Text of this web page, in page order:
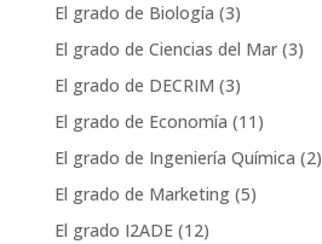
El grado de Biología (3)
El grado de Ciencias del Mar(3)
El grado de DECRIM (3)
El grado de Economía (11)
El grado de Ingeniería Química (2)
El grado de Marketing(5)
El grado I2ADE(12)